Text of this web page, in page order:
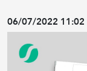
06/07/2022 11:02